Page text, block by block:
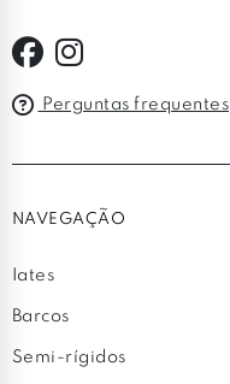
Perguntas frequentes
NAVEGAÇÃO
Iates
Barcos
Semi-rígidos